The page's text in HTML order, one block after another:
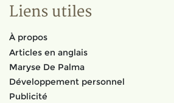
Liens utiles
À propos
Articles en anglais
Maryse De Palma
Développement personnel
Publicité